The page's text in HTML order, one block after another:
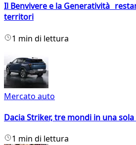
Il Benvivere e la Generatività
territori
1 min di lettura
Mercato auto
Dacia Striker, tre mondi in una
1 min di lettura